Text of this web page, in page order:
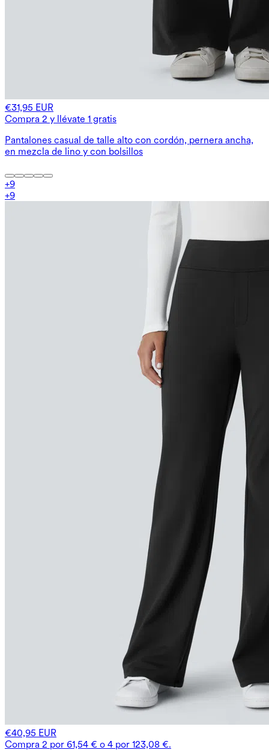
€31,95 EUR
Compra 2 y llévate 1 gratis
Pantalones casual de talle alto con cordón, pernera ancha,
en mezcla de lino y con bolsillos
+9
+9
€40,95 EUR
Compra 2 por 61,54 € o 4 por 123,08 €.